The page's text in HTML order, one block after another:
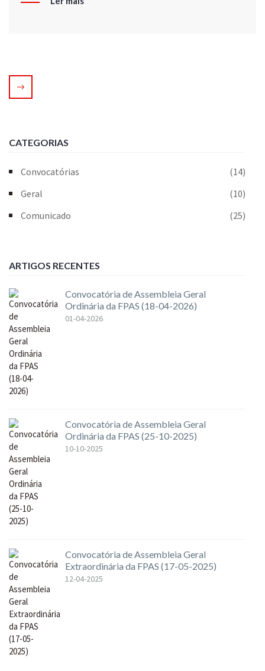
CATEGORIAS
Convocatórias
(14)
Geral
(10)
Comunicado
(25)
ARTIGOS RECENTES
Convocatória de Assembleia Geral
Ordinária da FPAS (18-04-2026)
01-04-2026
Convocatória de Assembleia Geral
Ordinária da FPAS (25-10-2025)
10-10-2025
Convocatória de Assembleia Geral
Extraordinária da FPAS (17-05-2025)
12-04-2025